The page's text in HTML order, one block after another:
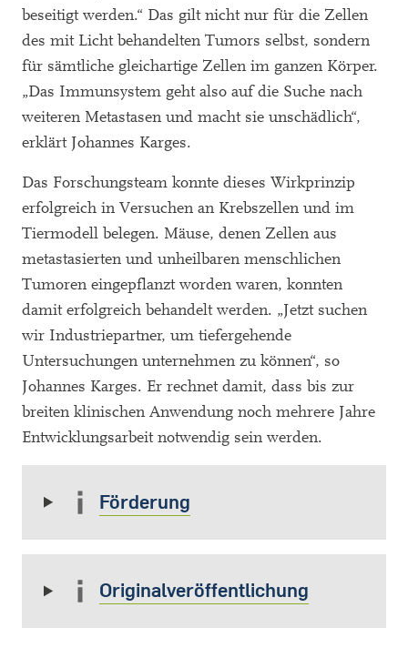
beseitigt werden.“ Das gilt nicht nur für die Zellen
des mit Licht behandelten Tumors selbst, sondern
für sämtliche gleichartige Zellen im ganzen Körper.
„Das Immunsystem geht also auf die Suche nach
weiteren Metastasen und macht sie unschädlich“,
erklärt Johannes Karges.
Das Forschungsteam konnte dieses Wirkprinzip
erfolgreich in Versuchen an Krebszellen und im
Tiermodell belegen. Mäuse, denen Zellen aus
metastasierten und unheilbaren menschlichen
Tumoren eingepflanzt worden waren, konnten
damit erfolgreich behandelt werden. „Jetzt suchen
wir Industriepartner, um tiefergehende
Untersuchungen unternehmen zu können“, so
Johannes Karges. Er rechnet damit, dass bis zur
breiten klinischen Anwendung noch mehrere Jahre
Entwicklungsarbeit notwendig sein werden.
Förderung
Originalveröffentlichung